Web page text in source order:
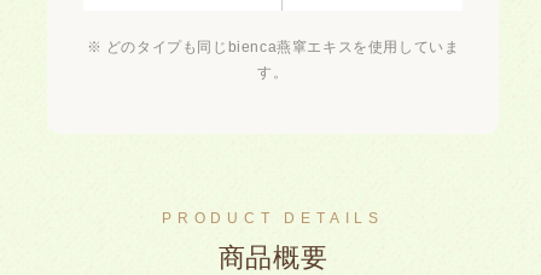
※ どのタイプも同じbienca燕窧エキスを使用していま
す。
PRODUCT DETAILS
商品概要